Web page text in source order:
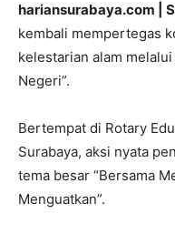
hariansurabaya.com |
kembali mempertegas
kelestarian alam
Negeri”.
Bertempat di Rotary
Surabaya, aksi nyata
tema besar “Bersama
Menguatkan”.